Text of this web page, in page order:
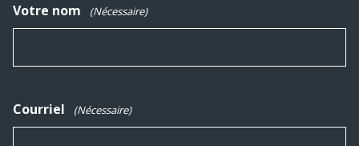
Votre nom (Nécessaire)
Courriel (Nécessaire)